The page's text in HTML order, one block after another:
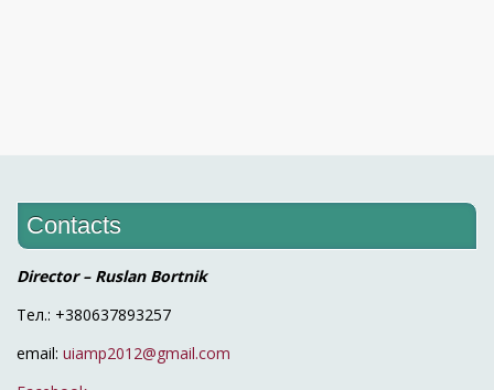
Contacts
Director – Ruslan Bortnik
Тел.: +380637893257
email: uiamp2012@gmail.com